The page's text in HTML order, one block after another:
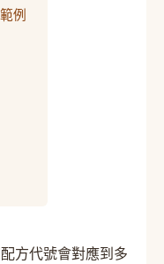
例
方代號會對應到多